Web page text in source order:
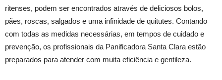
ritenses, podem ser encontrados através de deliciosos bolos,
pães, roscas, salgados e uma infinidade de quitutes. Contando
com todas as medidas necessárias, em tempos de cuidado e
prevenção, os profissionais da Panificadora Santa Clara estão
preparados para atender com muita eficiência e gentileza.